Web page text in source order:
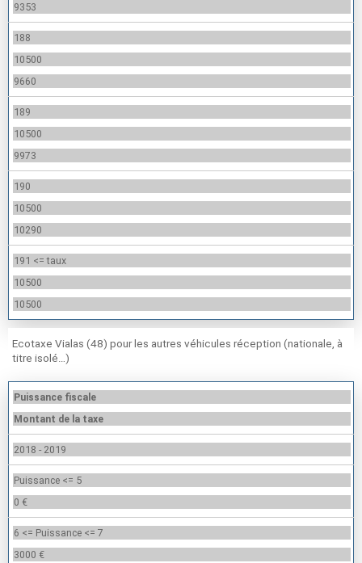
9353
188
10500
9660
189
10500
9973
190
10500
10290
191 <= taux
10500
10500
Ecotaxe Vialas (48) pour les autres véhicules réception (nationale, à
titre isolé…)
Puissance fiscale
Montant de la taxe
2018 - 2019
Puissance <= 5
0 €
6 <= Puissance <= 7
3000 €